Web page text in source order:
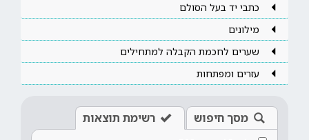
כתבי יד בעל הסולם
מילונים
שערים לחכמת הקבלה למתחילים
עזרים ומפתחות
מסך חיפוש רשימת תוצאות